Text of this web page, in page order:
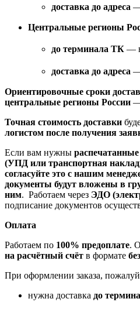
доставка до адреса —
Центральные регионы
до терминала ТК —
доставка до адреса —
Ориентировочные сроки
центральные регионы России
Точная стоимость доставки
логистом после получения
Если вам нужны
(УПД или транспортная
согласуйте это с нашим
документы будут вложены в
ним. Работаем через ЭДО
подписание документов
Оплата
Работаем по 100% предоплате.
на расчётный счёт в формате
При оформлении заказа,
нужна доставка до